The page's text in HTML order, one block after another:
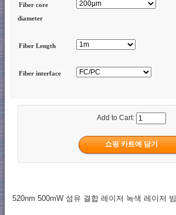
Fiber core
diameter
Fiber Length
Fiber interface
Add to Cart:
520nm 500mW 섬유 결합 레이저 녹색 레이저 빔